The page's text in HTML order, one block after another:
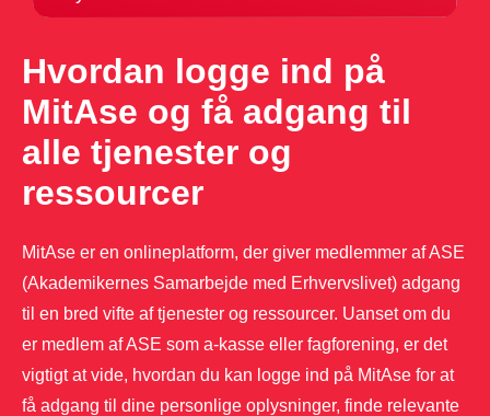
Hvordan logge ind på
MitAse og få adgang til
alle tjenester og
ressourcer
MitAse er en onlineplatform, der giver medlemmer af ASE
(Akademikernes Samarbejde med Erhvervslivet) adgang
til en bred vifte af tjenester og ressourcer. Uanset om du
er medlem af ASE som a-kasse eller fagforening, er det
vigtigt at vide, hvordan du kan logge ind på MitAse for at
få adgang til dine personlige oplysninger, finde relevante